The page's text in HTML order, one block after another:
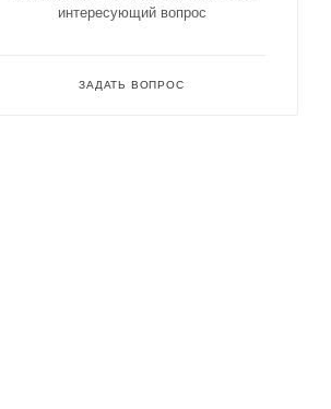
интересующий вопрос
ЗАДАТЬ ВОПРОС